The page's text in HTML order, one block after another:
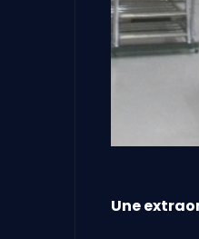
Une